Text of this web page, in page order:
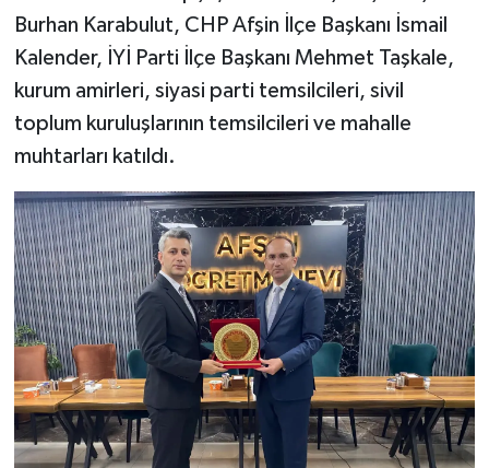
Burhan Karabulut, CHP Afşin İlçe Başkanı İsmail
Kalender, İYİ Parti İlçe Başkanı Mehmet Taşkale,
kurum amirleri, siyasi parti temsilcileri, sivil
toplum kuruluşlarının temsilcileri ve mahalle
muhtarları katıldı.